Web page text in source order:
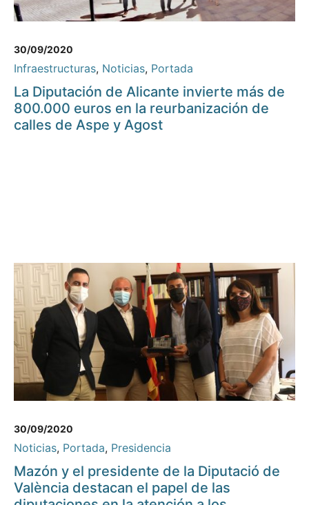
30/09/2020
Infraestructuras, Noticias, Portada
La Diputación de Alicante invierte más de
800.000 euros en la reurbanización de
calles de Aspe y Agost
30/09/2020
Noticias, Portada, Presidencia
Mazón y el presidente de la Diputació de
València destacan el papel de las